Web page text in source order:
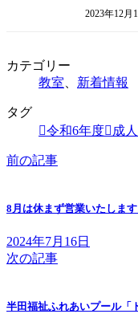
2023年12月
カテゴリー
教室
新着情報
タグ
令和6年度
成
前の記事
8月は休まず営業いたします
2024年7月16日
次の記事
半田福祉ふれあいプール「